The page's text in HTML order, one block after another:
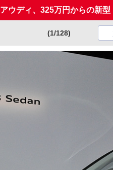
アウディ、325万円からの新
(1/128)